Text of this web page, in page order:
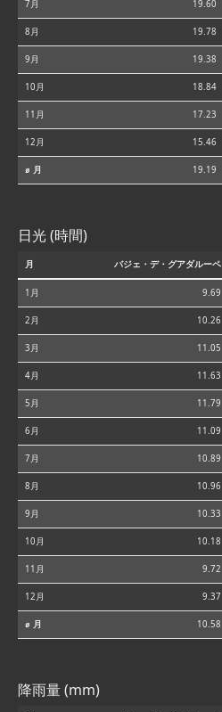
7月 19.60
8月 19.78
9月 19.38
10月 18.84
11月 17.23
12月 15.46
⌀ 月 19.19
日光 (時間)
月 バジェ・デ・グアダルーペ
1月 9.69
2月 10.26
3月 11.05
4月 11.63
5月 11.79
6月 11.09
7月 10.89
8月 10.96
9月 10.33
10月 10.18
11月 9.72
12月 9.37
⌀ 月 10.58
降雨量 (mm)